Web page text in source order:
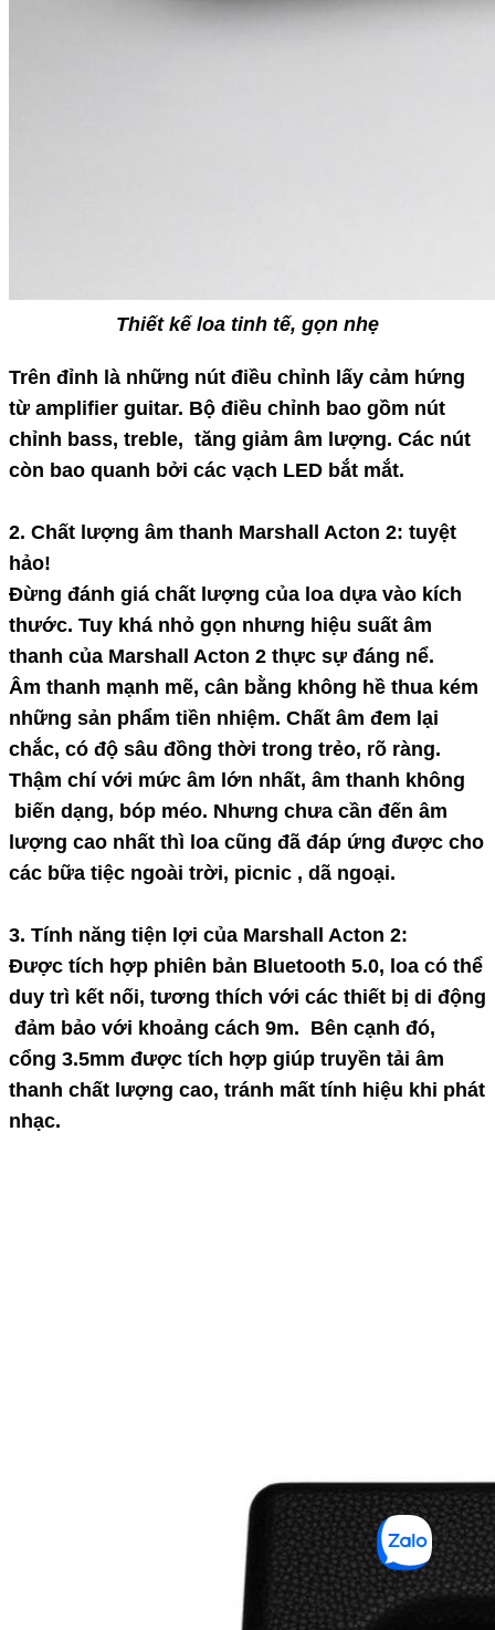
Thiết kế loa tinh tế, gọn nhẹ
Trên đỉnh là những nút điều chỉnh lấy cảm hứng
từ amplifier guitar. Bộ điều chỉnh bao gồm nút
chỉnh bass, treble, tăng giảm âm lượng. Các nút
còn bao quanh bởi các vạch LED bắt mắt.
2. Chất lượng âm thanh Marshall Acton 2: tuyệt
hảo!
Đừng đánh giá chất lượng của loa dựa vào kích
thước. Tuy khá nhỏ gọn nhưng hiệu suất âm
thanh của Marshall Acton 2 thực sự đáng nể.
Âm thanh mạnh mẽ, cân bằng không hề thua kém
những sản phẩm tiền nhiệm. Chất âm đem lại
chắc, có độ sâu đồng thời trong trẻo, rõ ràng.
Thậm chí với mức âm lớn nhất, âm thanh không
biến dạng, bóp méo. Nhưng chưa cần đến âm
lượng cao nhất thì loa cũng đã đáp ứng được cho
các bữa tiệc ngoài trời, picnic , dã ngoại.
3. Tính năng tiện lợi của Marshall Acton 2:
Được tích hợp phiên bản Bluetooth 5.0, loa có thể
duy trì kết nối, tương thích với các thiết bị di động
đảm bảo với khoảng cách 9m. Bên cạnh đó,
cổng 3.5mm được tích hợp giúp truyền tải âm
thanh chất lượng cao, tránh mất tính hiệu khi phát
nhạc.